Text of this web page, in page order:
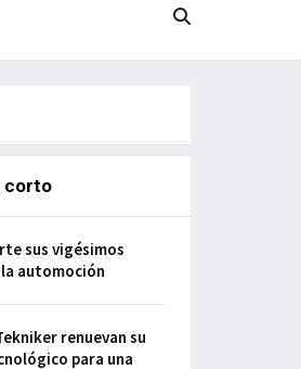
corto
sus vigésimos
automoción
renuevan su
para una